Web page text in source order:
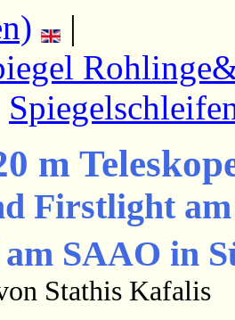
|
m
Firstlight
am SAAO in
Stathis Kafalis